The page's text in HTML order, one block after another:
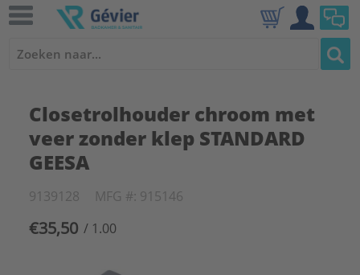
Closetrolhouder chroom met
veer zonder klep STANDARD
GEESA
9139128 MFG #: 915146
€35,50 / 1.00